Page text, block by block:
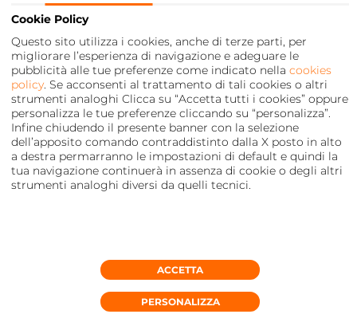
Cookie Policy
Questo sito utilizza i cookies, anche di terze parti, per
migliorare l’esperienza di navigazione e adeguare le
pubblicità alle tue preferenze come indicato nella cookies
policy . Se acconsenti al trattamento di tali cookies o altri
strumenti analoghi Clicca su “Accetta tutti i cookies” oppure
personalizza le tue preferenze cliccando su “personalizza”.
Infine chiudendo il presente banner con la selezione
dell’apposito comando contraddistinto dalla X posto in alto
a destra permarranno le impostazioni di default e quindi la
tua navigazione continuerà in assenza di cookie o degli altri
strumenti analoghi diversi da quelli tecnici.
PERSONALIZZA
ACCETTA